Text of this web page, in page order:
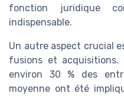
fonction juridique
indispensable.
Un autre aspect crucial
fusions et acquisitions.
environ 30 % des
moyenne ont été